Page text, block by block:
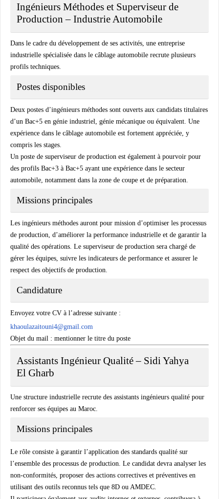
Ingénieurs Méthodes et Superviseur de
Production – Industrie Automobile
Dans le cadre du développement de ses activités, une entreprise
industrielle spécialisée dans le câblage automobile recrute plusieurs
profils techniques.
Postes disponibles
Deux postes d’ingénieurs méthodes sont ouverts aux candidats titulaires
d’un Bac+5 en génie industriel, génie mécanique ou équivalent. Une
expérience dans le câblage automobile est fortement appréciée, y
compris les stages.
Un poste de superviseur de production est également à pourvoir pour
des profils Bac+3 à Bac+5 ayant une expérience dans le secteur
automobile, notamment dans la zone de coupe et de préparation.
Missions principales
Les ingénieurs méthodes auront pour mission d’optimiser les processus
de production, d’améliorer la performance industrielle et de garantir la
qualité des opérations. Le superviseur de production sera chargé de
gérer les équipes, suivre les indicateurs de performance et assurer le
respect des objectifs de production.
Candidature
Envoyez votre CV à l’adresse suivante :
khaoulazaitouni4@gmail.com
Objet du mail : mentionner le titre du poste
Assistants Ingénieur Qualité – Sidi Yahya
El Gharb
Une structure industrielle recrute des assistants ingénieurs qualité pour
renforcer ses équipes au Maroc.
Missions principales
Le rôle consiste à garantir l’application des standards qualité sur
l’ensemble des processus de production. Le candidat devra analyser les
non-conformités, proposer des actions correctives et préventives en
utilisant des outils reconnus tels que 8D ou AMDEC.